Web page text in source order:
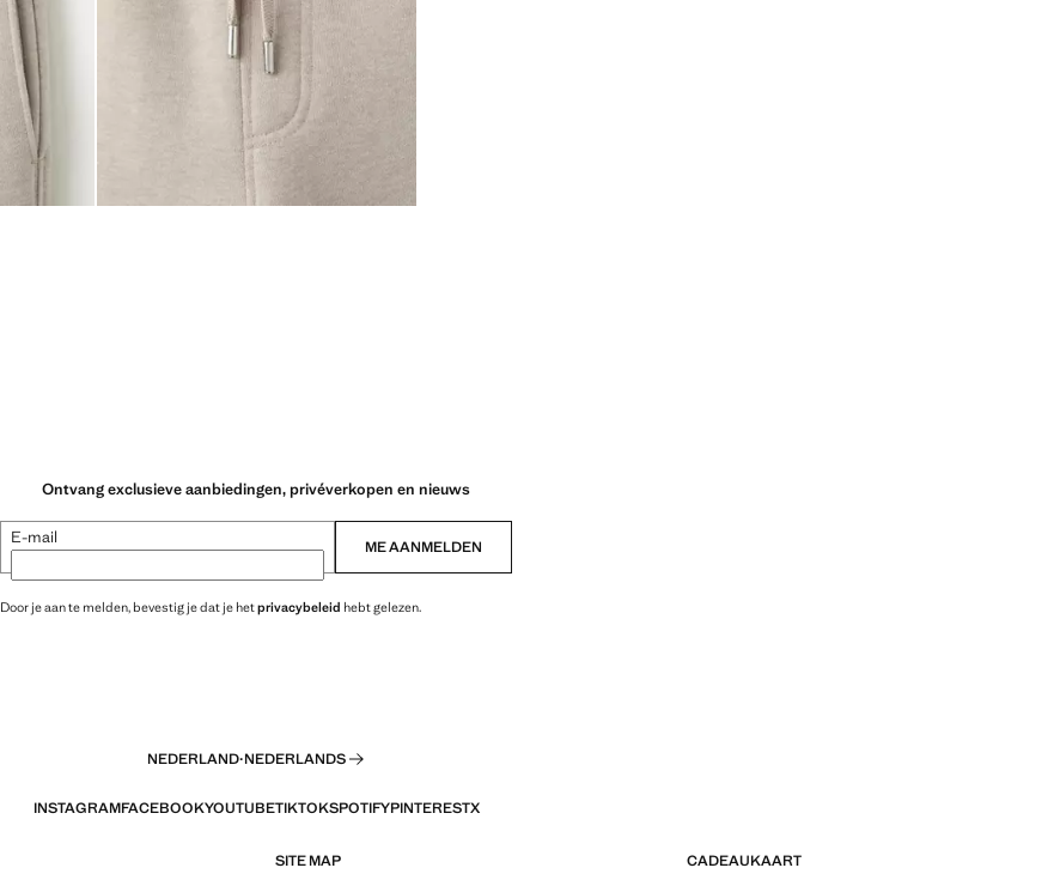
Ontvang exclusieve aanbiedingen, privéverkopen en nieuws
E-mail ME AANMELDEN
Door je aan te melden, bevestig je dat je hetprivacybeleid hebt gelezen.
NEDERLAND·NEDERLANDS
INSTAGRAMFACEBOOKYOUTUBETIKTOKSPOTIFYPINTERESTX
SITE MAP CADEAUKAART